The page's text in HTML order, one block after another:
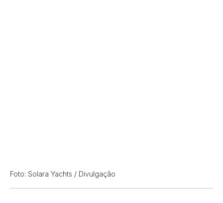
Foto: Solara Yachts / Divulgação